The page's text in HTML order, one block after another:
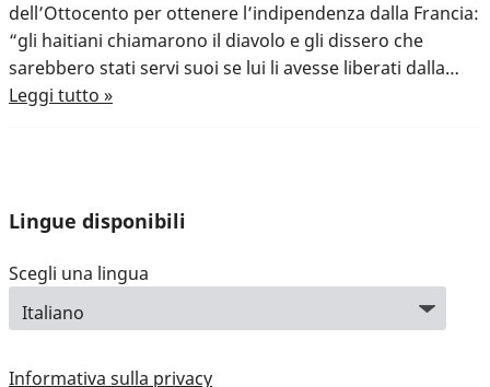
dell’Ottocento per ottenere l’indipendenza dalla Francia:
“gli haitiani chiamarono il diavolo e gli dissero che
sarebbero stati servi suoi se lui li avesse liberati dalla…
Leggi tutto »
Lingue disponibili
Scegli una lingua
Informativa sulla privacy